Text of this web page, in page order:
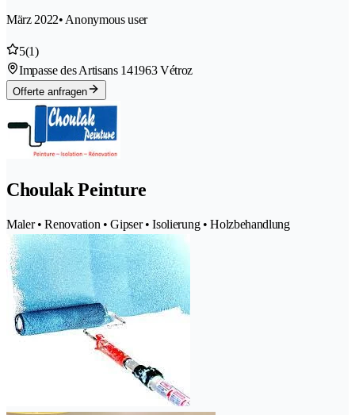
März 2022• Anonymous user
5(1)
Impasse des Artisans 141963 Vétroz
Offerte anfragen
Choulak Peinture
Maler • Renovation • Gipser • Isolierung • Holzbehandlung